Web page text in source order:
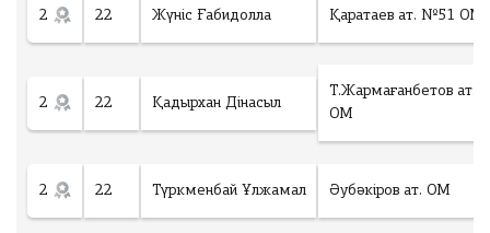
2 22 Жүніс Ғабидолла Қаратаев ат. №51 ОМ
2 22 Қадырхан Дінасыл
Т.Жармағанбетов ат.
ОМ
2 22 Түркменбай Ұлжамал Әубәкіров ат. ОМ